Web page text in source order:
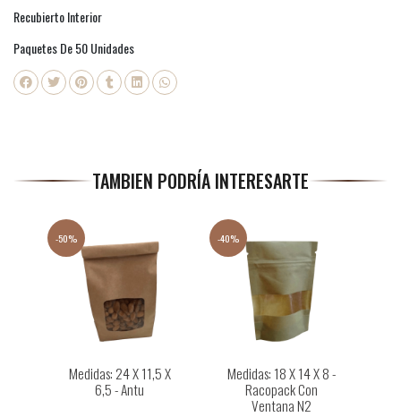
Recubierto Interior
Paquetes De 50 Unidades
TAMBIEN PODRÍA INTERESARTE
-50%
Medidas: 24 X 11,5 X
6,5 - Antu
-40%
Medidas: 18 X 14 X 8 -
Racopack Con
Ventana N2